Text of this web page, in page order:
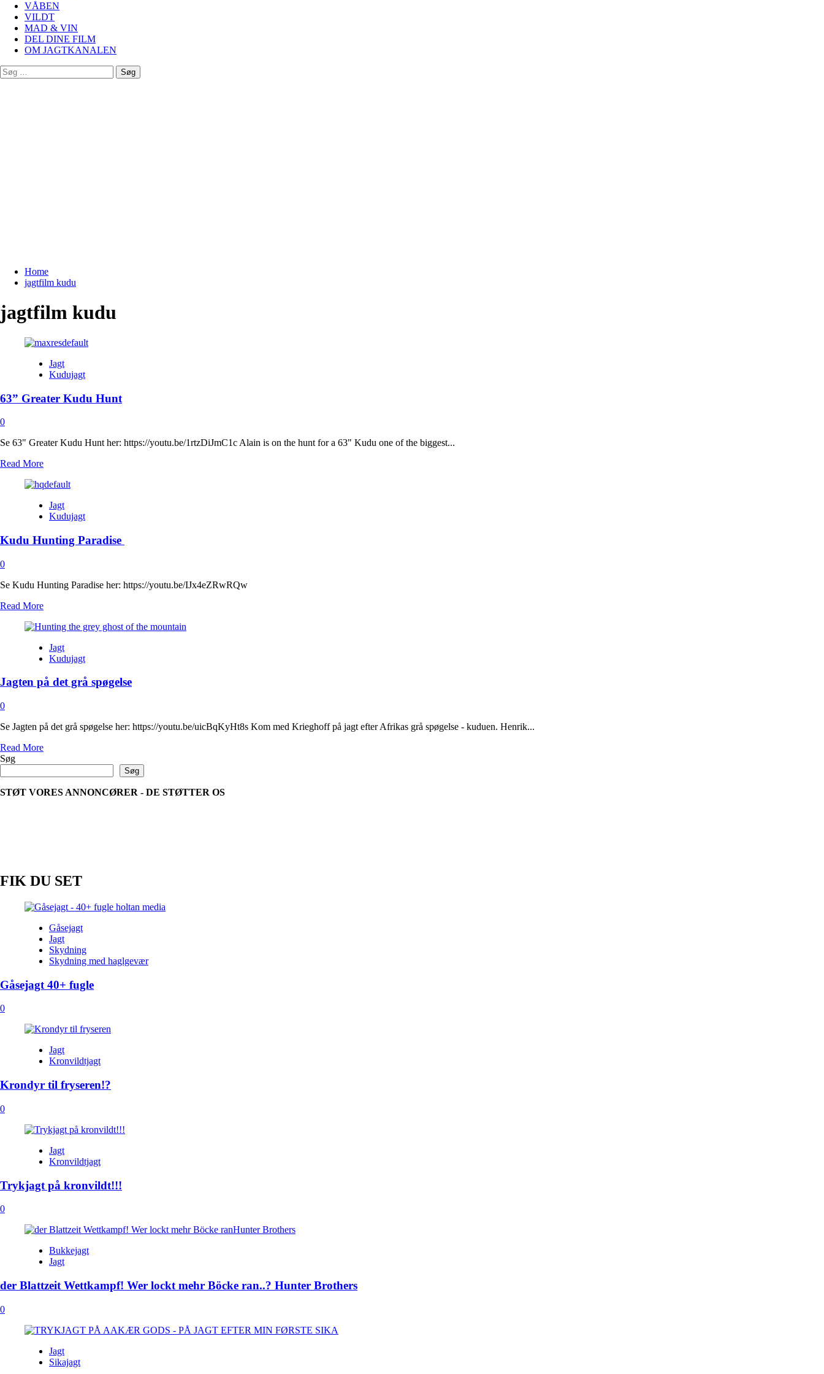
VÅBEN
VILDT
MAD & VIN
DEL DINE FILM
OM JAGTKANALEN
Søg
efter:
Home
jagtfilm kudu
jagtfilm kudu
Jagt
Kudujagt
63” Greater Kudu Hunt
0
Se 63" Greater Kudu Hunt her: https://youtu.be/1rtzDiJmC1c Alain is on the hunt for a 63" Kudu one of the biggest...
Read MoreRead
about
Greater
Kudu
Jagt
Kudujagt
Kudu Hunting Paradise
0
Se Kudu Hunting Paradise her: https://youtu.be/IJx4eZRwRQw
Read MoreRead
about
Hunting
Paradise
Jagt
Kudujagt
Jagten på det grå spøgelse
0
Se Jagten på det grå spøgelse her: https://youtu.be/uicBqKyHt8s Kom med Krieghoff på jagt efter Afrikas grå spøgelse - kuduen. Henrik...
Read MoreRead
Jagten
på
Søg
Søg
STØT VORES ANNONCØRER - DE STØTTER OS
FIK DU SET
Gåsejagt
Jagt
Skydning
Skydning med haglgevær
Gåsejagt 40+ fugle
0
Jagt
Kronvildtjagt
Krondyr til fryseren!?
0
Jagt
Kronvildtjagt
Trykjagt på kronvildt!!!
0
Bukkejagt
Jagt
der Blattzeit Wettkampf! Wer lockt mehr Böcke ran..? Hunter Brothers
0
Jagt
Sikajagt